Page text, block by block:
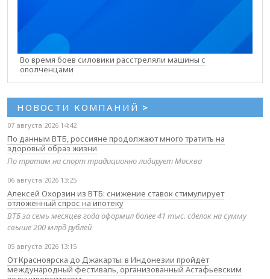
Во время боев силовики расстреляли машины с
ополченцами
НОВОСТИ КОМПАНИЙ >
07 августа 2026 14:42
По данным ВТБ, россияне продолжают много тратить на
здоровый образ жизни
По тратам на спорт традиционно лидирует Москва
06 августа 2026 13:25
Алексей Охорзин из ВТБ: снижение ставок стимулирует
отложенный спрос на ипотеку
ВТБ за семь месяцев года оформил более 41 тыс. сделок на сумму
свыше 200 млрд рублей
05 августа 2026 13:15
От Красноярска до Джакарты: в Индонезии пройдёт
международный фестиваль, организованный Астафьевским